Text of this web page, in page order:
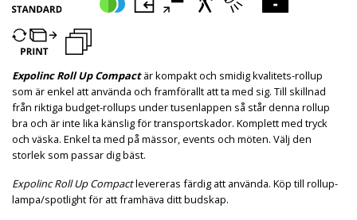
Expolinc Roll Up Compactär kompakt och smidig kvalitets-rollup
som är enkel att använda och framförallt att ta med sig. Till skillnad
från riktiga budget-rollups under tusenlappen så står denna rollup
bra och är inte lika känslig för transportskador. Komplett med tryck
och väska. Enkel ta med på mässor, events och möten. Välj den
storlek som passar dig bäst.
Expolinc Roll Up Compactlevereras färdig att använda. Köp till rollup-
lampa/spotlight för att framhäva ditt budskap.